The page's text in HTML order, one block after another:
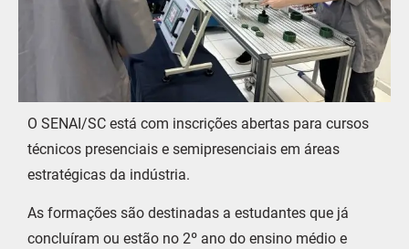
O SENAI/SC está com inscrições abertas para cursos
técnicos presenciais e semipresenciais em áreas
estratégicas da indústria.
As formações são destinadas a estudantes que já
concluíram ou estão no 2º ano do ensino médio e